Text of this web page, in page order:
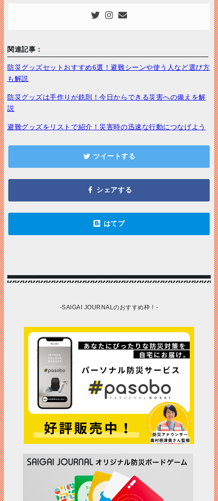
関連記事：
防災グッズセットおすすめ6選！避難シーンや使う人など選び方
も解説
防災グッズは手作りが鉄則！今日からできる災害への備えを解
説
避難グッズをリストで紹介！災害時の迅速な行動につなげよう
-SAIGAI JOURNALのおすすめ枠！-